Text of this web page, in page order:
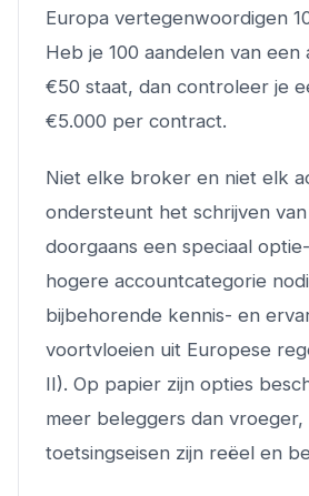
Europa vertegenwoordigen
Heb je 100 aandelen van een
€50 staat, dan controleer je
€5.000 per contract.
Niet elke broker en niet elk
ondersteunt het schrijven
doorgaans een speciaal
hogere accountcategorie
bijbehorende kennis- en
voortvloeien uit Europese
II). Op papier zijn opties
meer beleggers dan vroeger,
toetsingseisen zijn reëel en